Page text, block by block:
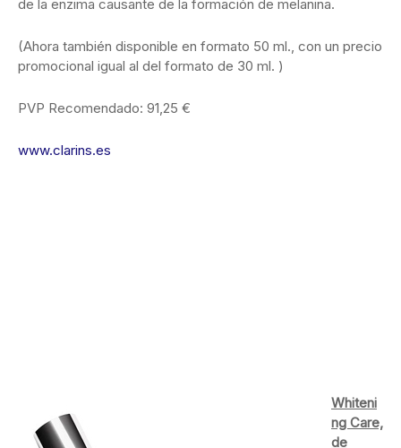
de la enzima causante de la formación de melanina.
(Ahora también disponible en formato 50 ml., con un precio
promocional igual al del formato de 30 ml. )
PVP Recomendado: 91,25 €
www.clarins.es
Whiteni
ng Care,
de